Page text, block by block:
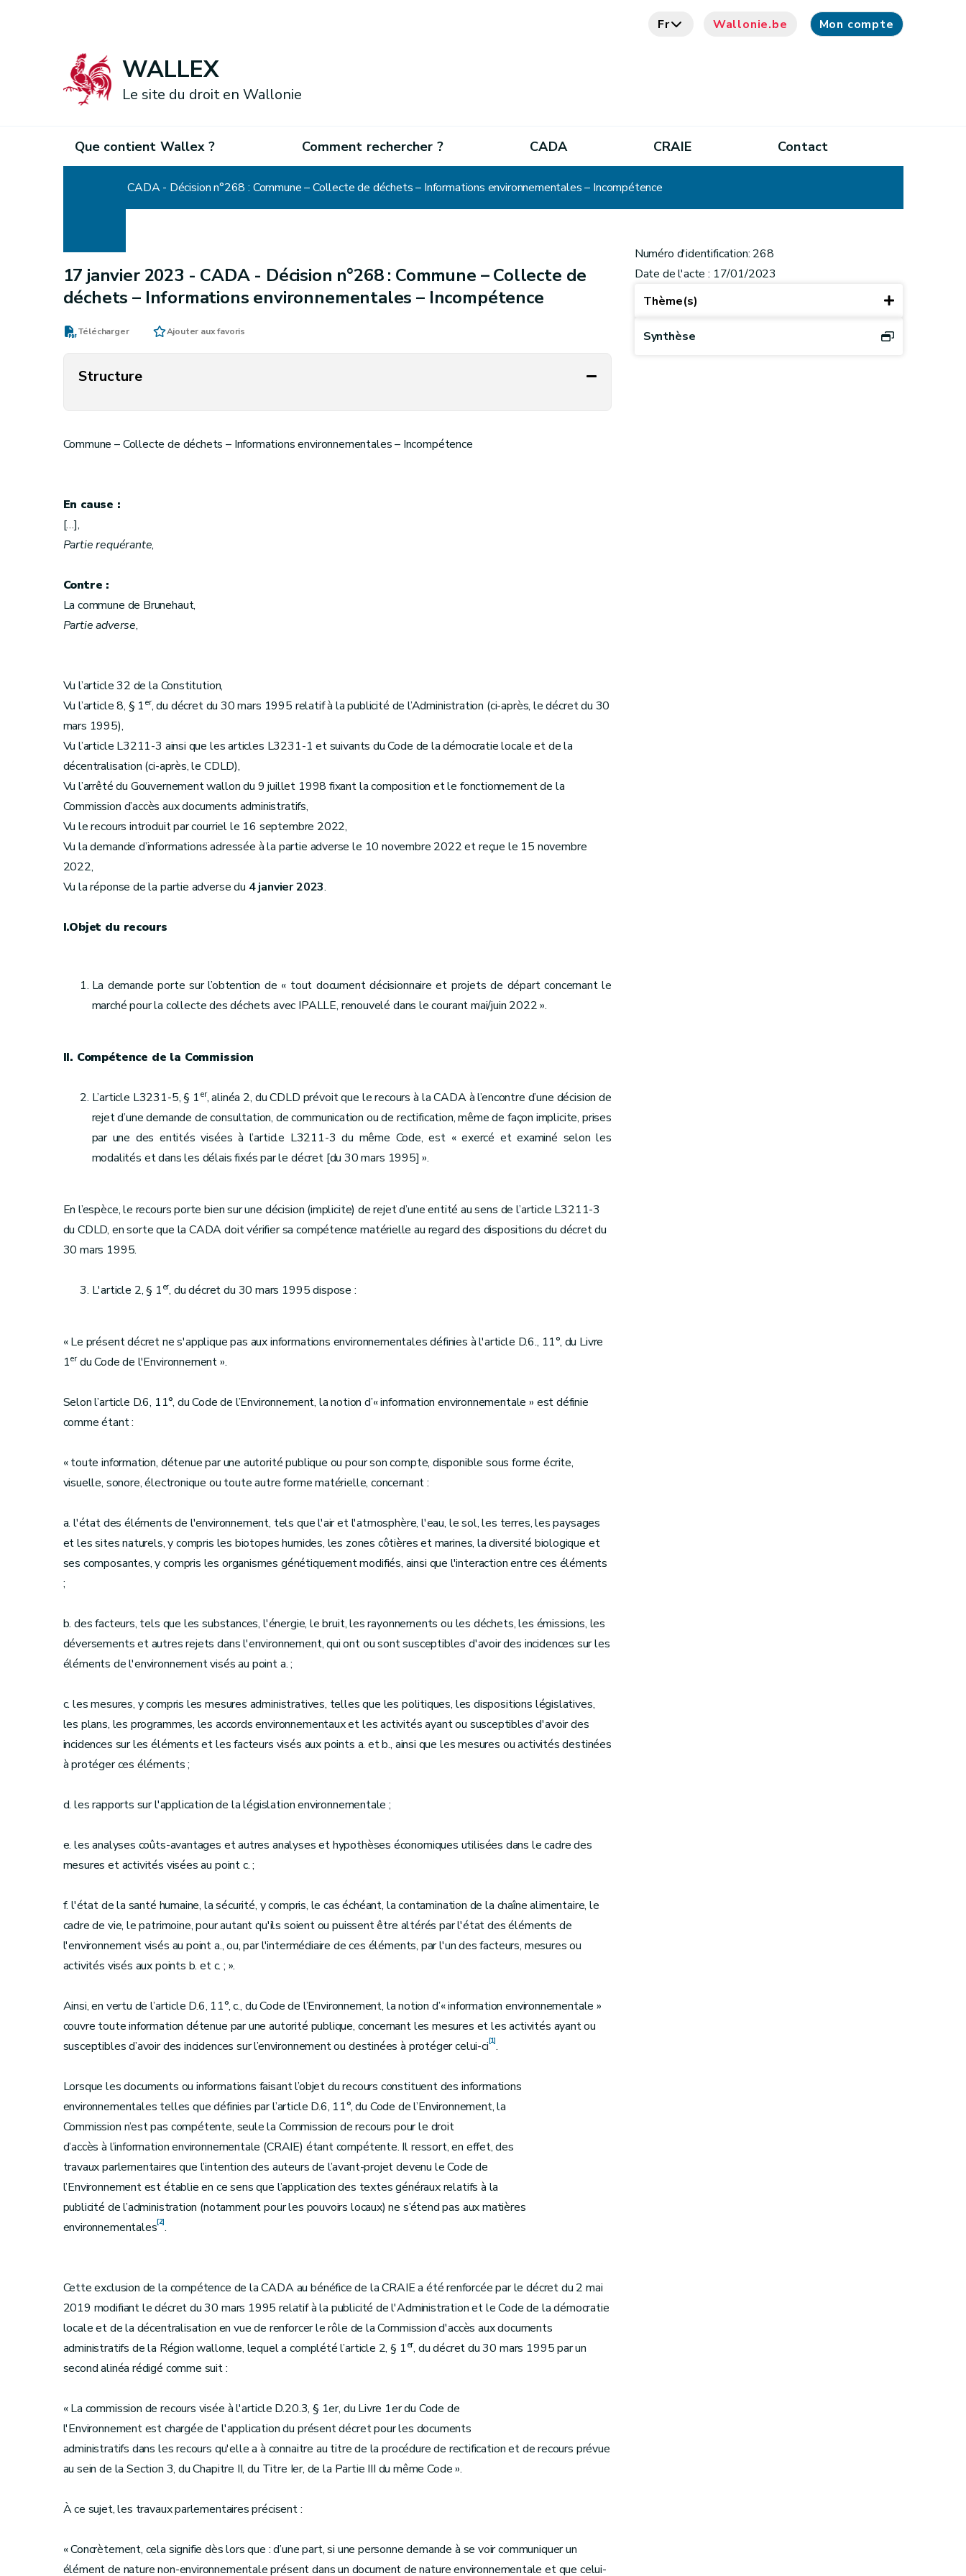
Fr Wallonie.be Mon compte
WALLEX
Le site du droit en Wallonie
Que contient Wallex ? Comment rechercher ? CADA CRAIE Contact
CADA - Décision n°268 : Commune – Collecte de déchets – Informations environnementales – Incompétence
17 janvier 2023 - CADA - Décision n°268 : Commune – Collecte de
déchets – Informations environnementales – Incompétence
Télécharger Ajouter aux favoris
Structure
Commune – Collecte de déchets – Informations environnementales – Incompétence
En cause :
[…],
Partie requérante,
Contre :
La commune de Brunehaut,
Partie adverse,
Vu l’article 32 de la Constitution,
Vu l’article 8, § 1er, du décret du 30 mars 1995 relatif à la publicité de l’Administration (ci-après, le décret du 30
mars 1995),
Vu l’article L3211-3 ainsi que les articles L3231-1 et suivants du Code de la démocratie locale et de la
décentralisation (ci-après, le CDLD),
Vu l’arrêté du Gouvernement wallon du 9 juillet 1998 fixant la composition et le fonctionnement de la
Commission d’accès aux documents administratifs,
Vu le recours introduit par courriel le 16 septembre 2022,
Vu la demande d’informations adressée à la partie adverse le 10 novembre 2022 et reçue le 15 novembre
2022,
Vu la réponse de la partie adverse du 4 janvier 2023.
I.Objet du recours
La demande porte sur l’obtention de « tout document décisionnaire et projets de départ concernant le
marché pour la collecte des déchets avec IPALLE, renouvelé dans le courant mai/juin 2022 ».
II. Compétence de la Commission
L’article L3231-5, § 1er, alinéa 2, du CDLD prévoit que le recours à la CADA à l’encontre d’une décision de
rejet d’une demande de consultation, de communication ou de rectification, même de façon implicite, prises
par une des entités visées à l’article L3211-3 du même Code, est « exercé et examiné selon les
modalités et dans les délais fixés par le décret [du 30 mars 1995] ».
En l’espèce, le recours porte bien sur une décision (implicite) de rejet d’une entité au sens de l’article L3211-3
du CDLD, en sorte que la CADA doit vérifier sa compétence matérielle au regard des dispositions du décret du
30 mars 1995.
L'article 2, § 1er, du décret du 30 mars 1995 dispose :
« Le présent décret ne s'applique pas aux informations environnementales définies à l'article D.6., 11°, du Livre
1erdu Code de l'Environnement ».
Selon l’article D.6, 11°, du Code de l’Environnement, la notion d’« information environnementale » est définie
comme étant :
« toute information, détenue par une autorité publique ou pour son compte, disponible sous forme écrite,
visuelle, sonore, électronique ou toute autre forme matérielle, concernant :
a. l'état des éléments de l'environnement, tels que l'air et l'atmosphère, l'eau, le sol, les terres, les paysages
et les sites naturels, y compris les biotopes humides, les zones côtières et marines, la diversité biologique et
ses composantes, y compris les organismes génétiquement modifiés, ainsi que l'interaction entre ces éléments
;
b. des facteurs, tels que les substances, l'énergie, le bruit, les rayonnements ou les déchets, les émissions, les
déversements et autres rejets dans l'environnement, qui ont ou sont susceptibles d'avoir des incidences sur les
éléments de l'environnement visés au point a. ;
c. les mesures, y compris les mesures administratives, telles que les politiques, les dispositions législatives,
les plans, les programmes, les accords environnementaux et les activités ayant ou susceptibles d'avoir des
incidences sur les éléments et les facteurs visés aux points a. et b., ainsi que les mesures ou activités destinées
à protéger ces éléments ;
d. les rapports sur l'application de la législation environnementale ;
e. les analyses coûts-avantages et autres analyses et hypothèses économiques utilisées dans le cadre des
mesures et activités visées au point c. ;
f. l'état de la santé humaine, la sécurité, y compris, le cas échéant, la contamination de la chaîne alimentaire, le
cadre de vie, le patrimoine, pour autant qu'ils soient ou puissent être altérés par l'état des éléments de
l'environnement visés au point a., ou, par l'intermédiaire de ces éléments, par l'un des facteurs, mesures ou
activités visés aux points b. et c. ; ».
Ainsi, en vertu de l’article D.6, 11°, c., du Code de l’Environnement, la notion d’« information environnementale »
couvre toute information détenue par une autorité publique, concernant les mesures et les activités ayant ou
susceptibles d’avoir des incidences sur l’environnement ou destinées à protéger celui-ci[1].
Lorsque les documents ou informations faisant l’objet du recours constituent des informations
environnementales telles que définies par l’article D.6, 11°, du Code de l’Environnement, la
Commission n’est pas compétente, seule la Commission de recours pour le droit
d’accès à l’information environnementale (CRAIE) étant compétente. Il ressort, en effet, des
travaux parlementaires que l’intention des auteurs de l’avant-projet devenu le Code de
l’Environnement est établie en ce sens que l’application des textes généraux relatifs à la
publicité de l’administration (notamment pour les pouvoirs locaux) ne s’étend pas aux matières
environnementales[2].
Cette exclusion de la compétence de la CADA au bénéfice de la CRAIE a été renforcée par le décret du 2 mai
2019 modifiant le décret du 30 mars 1995 relatif à la publicité de l'Administration et le Code de la démocratie
locale et de la décentralisation en vue de renforcer le rôle de la Commission d'accès aux documents
administratifs de la Région wallonne, lequel a complété l’article 2, § 1er, du décret du 30 mars 1995 par un
second alinéa rédigé comme suit :
« La commission de recours visée à l'article D.20.3, § 1er, du Livre 1er du Code de
l'Environnement est chargée de l'application du présent décret pour les documents
administratifs dans les recours qu'elle a à connaitre au titre de la procédure de rectification et de recours prévue
au sein de la Section 3, du Chapitre II, du Titre Ier, de la Partie III du même Code ».
À ce sujet, les travaux parlementaires précisent :
« Concrètement, cela signifie dès lors que : d’une part, si une personne demande à se voir communiquer un
élément de nature non-environnementale présent dans un document de nature environnementale et que celui-
Numéro d'identification: 268
Date de l'acte : 17/01/2023
Thème(s)
Synthèse